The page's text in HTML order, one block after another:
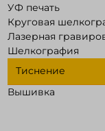
УФ печать
Круговая
Лазерная
Шелкография
Тиснение
Вышивка
Запомнить меня